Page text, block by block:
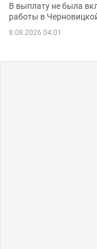
В выплату не была
работы в
8.08.2026 04:01